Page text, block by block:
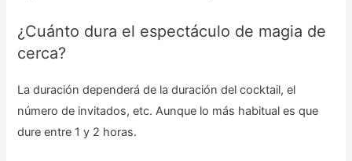
¿Cuánto dura el espectáculo de magia de
cerca?
La duración dependerá de la duración del cocktail, el
número de invitados, etc. Aunque lo más habitual es que
dure entre 1 y 2 horas.